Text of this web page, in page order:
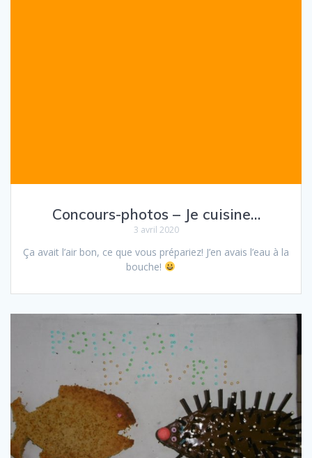
Concours-photos – Je cuisine…
3 avril 2020
Ça avait l’air bon, ce que vous prépariez! J’en avais l’eau à la
bouche!